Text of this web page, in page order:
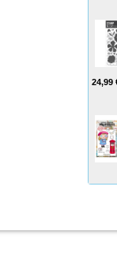
24,99